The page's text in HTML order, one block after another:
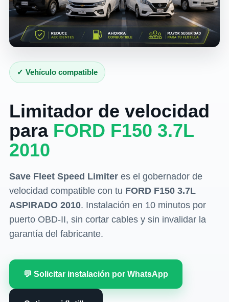
✓ Vehículo compatible
Limitador de velocidad
para FORD F150 3.7L
2010
Save Fleet Speed Limiteres el gobernador de
velocidad compatible con tu FORD F150 3.7L
ASPIRADO 2010. Instalación en 10 minutos por
puerto OBD-II, sin cortar cables y sin invalidar la
garantía del fabricante.
💬 Solicitar instalación por WhatsApp